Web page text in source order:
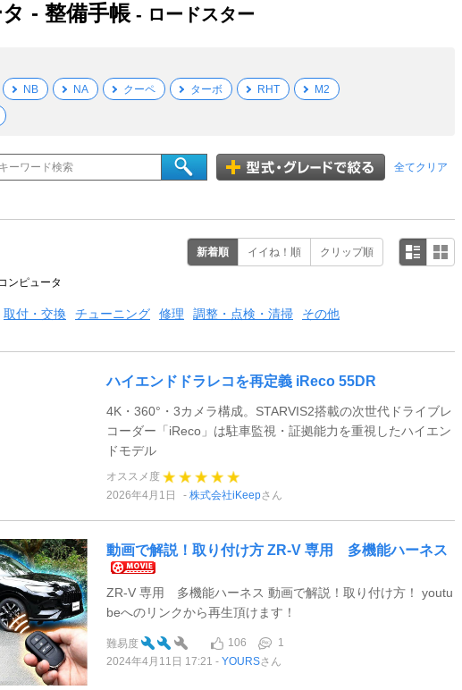
- 整備手帳 - ロードスター
NB NA クーペ ターボ RHT M2
全てクリア
新着順 イイね！順 クリップ順
コンピュータ
取付・交換 チューニング 修理 調整・点検・清掃 その他
ハイエンドドラレコを再定義 iReco 55DR
4K・360°・3カメラ構成。STARVIS2搭載の次世代ドライブレ
コーダー「iReco」は駐車監視・証拠能力を重視したハイエン
ドモデル
オススメ度
2026年4月1日
株式会社iKeepさん
動画で解説！取り付け方 ZR-V 専用 多機能ハーネス
ZR-V 専用 多機能ハーネス 動画で解説！取り付け方！ youtu
beへのリンクから再生頂けます！
難易度 106
1
2024年4月11日 17:21
YOURSさん